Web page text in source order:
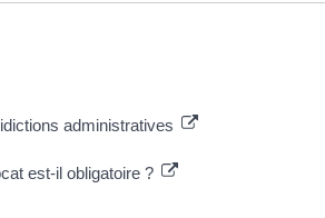
administratives
est-il obligatoire ?